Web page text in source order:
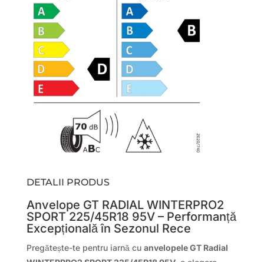
DETALII PRODUS
Anvelope GT RADIAL WINTERPRO2
SPORT 225/45R18 95V – Performanță
Excepțională în Sezonul Rece
Pregătește-te pentru iarnă cu anvelopele GT Radial